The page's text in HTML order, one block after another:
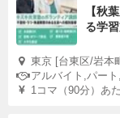
【秋
る学
東京 [台東区/岩本
アルバイト,パー
1コマ（90分）あ